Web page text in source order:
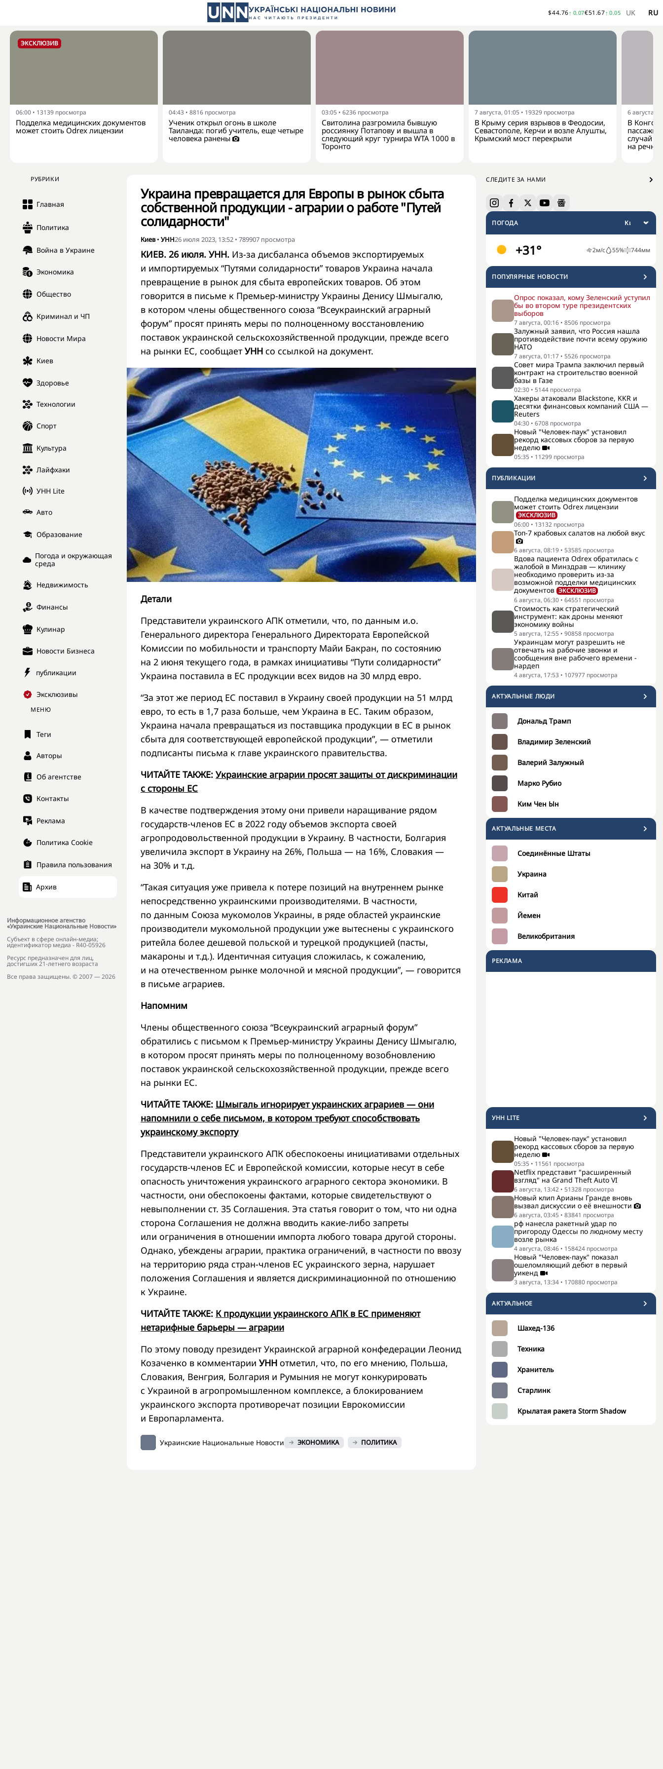
$44.76↑ 0.07€51.67↑ 0.05 UK RU
ЭКСКЛЮЗИВ
06:00 • 13139 просмотра
Подделка медицинских документов
может стоить Odrex лицензии
04:43 • 8816 просмотра
Ученик открыл огонь в школе
Таиланда: погиб учитель, еще четыре
человека ранены
03:05 • 6236 просмотра
Свитолина разгромила бывшую
россиянку Потапову и вышла в
следующий круг турнира WTA 1000 в
Торонто
7 августа, 01:05 • 19329 просмотра
В Крыму серия взрывов в Феодосии,
Севастополе, Керчи и возле Алушты,
Крымский мост перекрыли
6 августа,
В Конго
случай
на
РУБРИКИ
Главная
Политика
Война в Украине
Экономика
Общество
Криминал и ЧП
Новости Мира
Киев
Здоровье
Технологии
Спорт
Культура
Лайфхаки
УНН Lite
Авто
Образование
Погода и окружающая
среда
Недвижимость
Финансы
Кулинар
Новости Бизнеса
публикации
Эксклюзивы
МЕНЮ
Теги
Авторы
Об агентстве
Контакты
Реклама
Политика Cookie
Правила пользования
Архив
Информационное агенство
«Украинские Национальные Новости»
Субъект в сфере онлайн-медиа;
идентификатор медиа - R40-05926
Ресурс предназначен для лиц,
достигших 21-летнего возраста
Все права защищены. © 2007 — 2026
СЛЕДИТЕ ЗА НАМИ
ПОГОДА
+31° 2м/с 55% 744мм
ПОПУЛЯРНЫЕ НОВОСТИ
Опрос показал, кому Зеленский уступил
бы во втором туре президентских
выборов
7 августа, 00:16 • 8506 просмотра
Залужный заявил, что Россия нашла
противодействие почти всему оружию
НАТО
7 августа, 01:17 • 5526 просмотра
Совет мира Трампа заключил первый
контракт на строительство военной
базы в Газе
02:30 • 5144 просмотра
Хакеры атаковали Blackstone, KKR и
десятки финансовых компаний США —
Reuters
04:30 • 6708 просмотра
Новый "Человек-паук" установил
рекорд кассовых сборов за первую
неделю
05:35 • 11299 просмотра
ПУБЛИКАЦИИ
Подделка медицинских документов
может стоить Odrex лицензии
ЭКСКЛЮЗИВ
06:00 • 13132 просмотра
Топ-7 крабовых салатов на любой вкус
6 августа, 08:19 • 53585 просмотра
Вдова пациента Odrex обратилась с
жалобой в Минздрав — клинику
необходимо проверить из-за
возможной подделки медицинских
документов ЭКСКЛЮЗИВ
6 августа, 06:30 • 64551 просмотра
Стоимость как стратегический
инструмент: как дроны меняют
экономику войны
5 августа, 12:55 • 90858 просмотра
Украинцам могут разрешить не
отвечать на рабочие звонки и
сообщения вне рабочего времени -
нардеп
4 августа, 17:53 • 107977 просмотра
АКТУАЛЬНЫЕ ЛЮДИ
Дональд Трамп
Владимир Зеленский
Валерий Залужный
Марко Рубио
Ким Чен Ын
АКТУАЛЬНЫЕ МЕСТА
Соединённые Штаты
Украина
Китай
Йемен
Великобритания
РЕКЛАМА
УНН LITE
Новый "Человек-паук" установил
рекорд кассовых сборов за первую
неделю
05:35 • 11561 просмотра
Netflix представит "расширенный
взгляд" на Grand Theft Auto VI
6 августа, 13:42 • 51328 просмотра
Новый клип Арианы Гранде вновь
вызвал дискуссии о её внешности
6 августа, 03:45 • 83841 просмотра
рф нанесла ракетный удар по
пригороду Одессы по людному месту
возле рынка
4 августа, 08:46 • 158424 просмотра
Новый "Человек-паук" показал
ошеломляющий дебют в первый
уикенд
3 августа, 13:34 • 170880 просмотра
АКТУАЛЬНОЕ
Шахед-136
Техника
Хранитель
Старлинк
Крылатая ракета Storm Shadow
Украина превращается для Европы в рынок сбыта
собственной продукции - аграрии о работе "Путей
солидарности"
Киев• УНН26 июля 2023, 13:52 • 789907 просмотра
КИЕВ. 26 июля. УНН. Из-за дисбаланса объемов экспортируемых
и импортируемых “Путями солидарности” товаров Украина начала
превращение в рынок для сбыта европейских товаров. Об этом
говорится в письме к Премьер-министру Украины Денису Шмыгалю,
в котором члены общественного союза “Всеукраинский аграрный
форум” просят принять меры по полноценному восстановлению
поставок украинской сельскохозяйственной продукции, прежде всего
на рынки ЕС, сообщает УНН со ссылкой на документ.
Детали
Представители украинского АПК отметили, что, по данным и.о.
Генерального директора Генерального Директората Европейской
Комиссии по мобильности и транспорту Майи Бакран, по состоянию
на 2 июня текущего года, в рамках инициативы “Пути солидарности”
Украина поставила в ЕС продукции всех видов на 30 млрд евро.
“За этот же период ЕС поставил в Украину своей продукции на 51 млрд
евро, то есть в 1,7 раза больше, чем Украина в ЕС. Таким образом,
Украина начала превращаться из поставщика продукции в ЕС в рынок
сбыта для соответствующей европейской продукции”, — отметили
подписанты письма к главе украинского правительства.
ЧИТАЙТЕ ТАКЖЕ: Украинские аграрии просят защиты от дискриминации
с стороны ЕС
В качестве подтверждения этому они привели наращивание рядом
государств-членов ЕС в 2022 году объемов экспорта своей
агропродовольственной продукции в Украину. В частности, Болгария
увеличила экспорт в Украину на 26%, Польша — на 16%, Словакия —
на 30% и т.д.
“Такая ситуация уже привела к потере позиций на внутреннем рынке
непосредственно украинскими производителями. В частности,
по данным Союза мукомолов Украины, в ряде областей украинские
производители мукомольной продукции уже вытеснены с украинского
ритейла более дешевой польской и турецкой продукцией (пасты,
макароны и т.д.). Идентичная ситуация сложилась, к сожалению,
и на отечественном рынке молочной и мясной продукции”, — говорится
в письме аграриев.
Напомним
Члены общественного союза “Всеукраинский аграрный форум”
обратились с письмом к Премьер-министру Украины Денису Шмыгалю,
в котором просят принять меры по полноценному возобновлению
поставок украинской сельскохозяйственной продукции, прежде всего
на рынки ЕС.
ЧИТАЙТЕ ТАКЖЕ: Шмыгаль игнорирует украинских аграриев — они
напомнили о себе письмом, в котором требуют способствовать
украинскому экспорту
Представители украинского АПК обеспокоены инициативами отдельных
государств-членов ЕС и Европейской комиссии, которые несут в себе
опасность уничтожения украинского аграрного сектора экономики. В
частности, они обеспокоены фактами, которые свидетельствуют о
невыполнении ст. 35 Соглашения. Эта статья говорит о том, что ни одна
сторона Соглашения не должна вводить какие-либо запреты
или ограничения в отношении импорта любого товара другой стороны.
Однако, убеждены аграрии, практика ограничений, в частности по ввозу
на территорию ряда стран-членов ЕС украинского зерна, нарушает
положения Соглашения и является дискриминационной по отношению
к Украине.
ЧИТАЙТЕ ТАКЖЕ: К продукции украинского АПК в ЕС применяют
нетарифные барьеры — аграрии
По этому поводу президент Украинской аграрной конфедерации Леонид
Козаченко в комментарии УНН отметил, что, по его мнению, Польша,
Словакия, Венгрия, Болгария и Румыния не могут конкурировать
с Украиной в агропромышленном комплексе, а блокированием
украинского экспорта противоречат позиции Еврокомиссии
и Европарламента.
Украинские Национальные Новости ЭКОНОМИКА ПОЛИТИКА